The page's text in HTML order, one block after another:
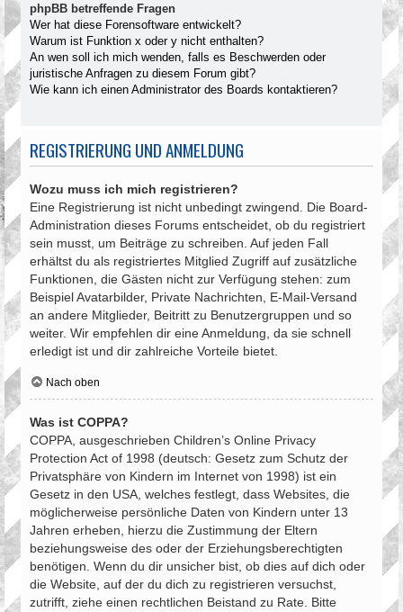
phpBB betreffende Fragen
Wer hat diese Forensoftware entwickelt?
Warum ist Funktion x oder y nicht enthalten?
An wen soll ich mich wenden, falls es Beschwerden oder
juristische Anfragen zu diesem Forum gibt?
Wie kann ich einen Administrator des Boards kontaktieren?
REGISTRIERUNG UND ANMELDUNG
Wozu muss ich mich registrieren?
Eine Registrierung ist nicht unbedingt zwingend. Die Board-
Administration dieses Forums entscheidet, ob du registriert
sein musst, um Beiträge zu schreiben. Auf jeden Fall
erhältst du als registriertes Mitglied Zugriff auf zusätzliche
Funktionen, die Gästen nicht zur Verfügung stehen: zum
Beispiel Avatarbilder, Private Nachrichten, E-Mail-Versand
an andere Mitglieder, Beitritt zu Benutzergruppen und so
weiter. Wir empfehlen dir eine Anmeldung, da sie schnell
erledigt ist und dir zahlreiche Vorteile bietet.
Nach oben
Was ist COPPA?
COPPA, ausgeschrieben Children’s Online Privacy
Protection Act of 1998 (deutsch: Gesetz zum Schutz der
Privatsphäre von Kindern im Internet von 1998) ist ein
Gesetz in den USA, welches festlegt, dass Websites, die
möglicherweise persönliche Daten von Kindern unter 13
Jahren erheben, hierzu die Zustimmung der Eltern
beziehungsweise des oder der Erziehungsberechtigten
benötigen. Wenn du dir unsicher bist, ob dies auf dich oder
die Website, auf der du dich zu registrieren versuchst,
zutrifft, ziehe einen rechtlichen Beistand zu Rate. Bitte